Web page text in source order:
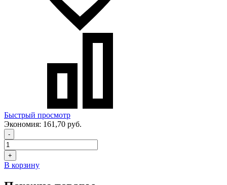
Быстрый просмотр
Экономия: 161,70 руб.
-
+
В корзину